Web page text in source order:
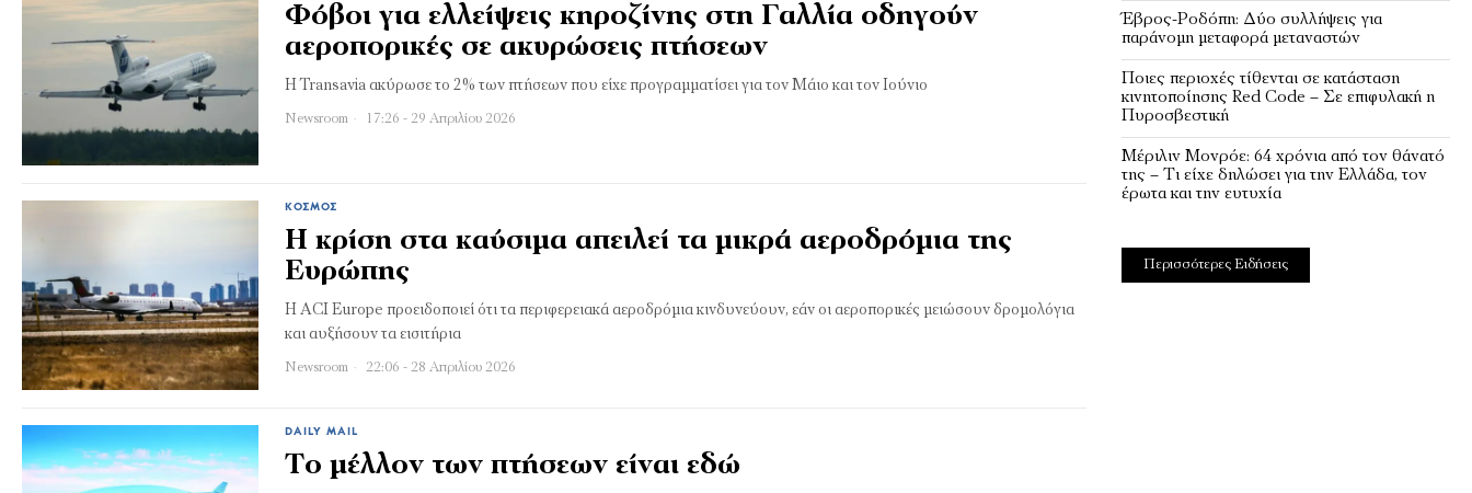
Φόβοι για ελλείψεις κηροζίνης στη Γαλλία οδηγούν
αεροπορικές σε ακυρώσεις πτήσεων
Η Transavia ακύρωσε το 2% των πτήσεων που είχε προγραμματίσει για τον Μάιο και τον Ιούνιο
Newsroom 17:26 - 29 Απριλίου 2026
ΚΌΣΜΟΣ
Η κρίση στα καύσιμα απειλεί τα μικρά αεροδρόμια της
Ευρώπης
Η ACI Europe προειδοποιεί ότι τα περιφερειακά αεροδρόμια κινδυνεύουν, εάν οι αεροπορικές μειώσουν δρομολόγια
και αυξήσουν τα εισιτήρια
Newsroom 22:06 - 28 Απριλίου 2026
DAILY MAIL
Το μέλλον των πτήσεων είναι εδώ
Έβρος-Ροδόπη: Δύο συλλήψεις για
παράνομη μεταφορά μεταναστών
Ποιες περιοχές τίθενται σε κατάσταση
κινητοποίησης Red Code – Σε επιφυλακή η
Πυροσβεστική
Μέριλιν Μονρόε: 64 χρόνια από τον θάνατό
της – Τι είχε δηλώσει για την Ελλάδα, τον
έρωτα και την ευτυχία
Περισσότερες Ειδήσεις